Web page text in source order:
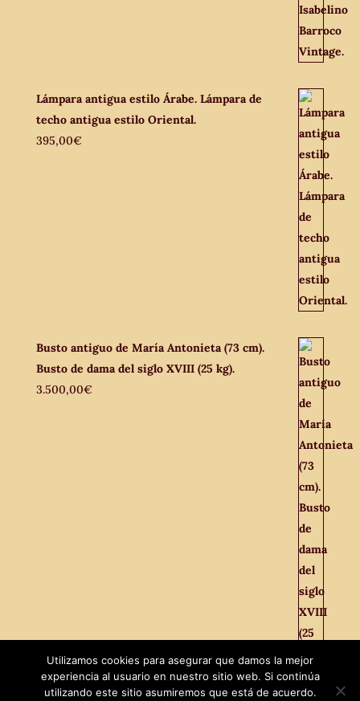
Lámpara antigua estilo Árabe. Lámpara de
techo antigua estilo Oriental.
395,00€
Busto antiguo de María Antonieta (73 cm).
Busto de dama del siglo XVIII (25 kg).
3.500,00€
Facebook
Utilizamos cookies para asegurar que damos la mejor
experiencia al usuario en nuestro sitio web. Si continúa
utilizando este sitio asumiremos que está de acuerdo.